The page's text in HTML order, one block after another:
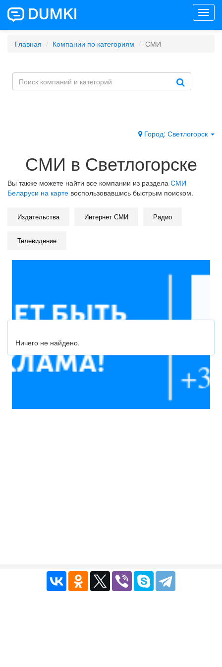
Главная Компании по категориям СМИ
Город: Светлогорск
СМИ в Светлогорске
Вы также можете найти все компании из раздела СМИ
Беларуси на карте воспользовавшись быстрым поиском.
Издательства Интернет СМИ Радио
Телевидение
Ничего не найдено.
Публичный договор